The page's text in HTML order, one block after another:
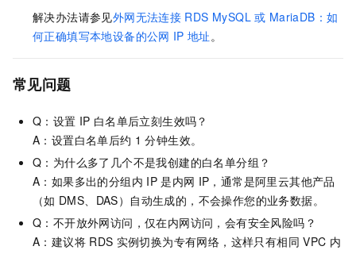
解决办法请参见外网无法连接 RDS MySQL 或 MariaDB：如
何正确填写本地设备的公网 IP 地址 。
常见问题
Q：设置 IP 白名单后立刻生效吗？
A：设置白名单后约 1 分钟生效。
Q：为什么多了几个不是我创建的白名单分组？
A：如果多出的分组内 IP 是内网 IP，通常是阿里云其他产品
（如 DMS、DAS）自动生成的，不会操作您的业务数据。
Q：不开放外网访问，仅在内网访问，会有安全风险吗？
A：建议将 RDS 实例切换为专有网络，这样只有相同 VPC 内